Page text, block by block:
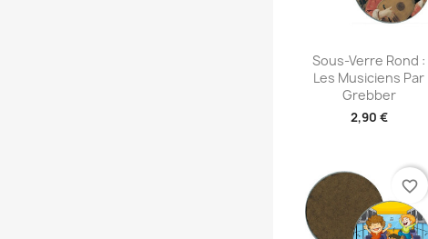
Aperçu rapide
Sous-Verre Rond :
Les Musiciens Par
Grebber
2,90 €
favorite_border